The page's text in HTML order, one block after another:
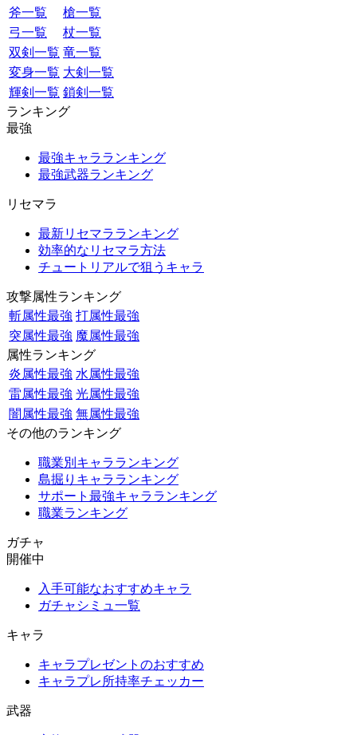
斧一覧
槍一覧
弓一覧
杖一覧
双剣一覧 竜一覧
変身一覧 大剣一覧
輝剣一覧 鎖剣一覧
ランキング
最強
最強キャラランキング
最強武器ランキング
リセマラ
最新リセマラランキング
効率的なリセマラ方法
チュートリアルで狙うキャラ
攻撃属性ランキング
斬属性最強 打属性最強
突属性最強 魔属性最強
属性ランキング
炎属性最強 水属性最強
雷属性最強 光属性最強
闇属性最強 無属性最強
その他のランキング
職業別キャラランキング
島掘りキャラランキング
サポート最強キャラランキング
職業ランキング
ガチャ
開催中
入手可能なおすすめキャラ
ガチャシミュ一覧
キャラ
キャラプレゼントのおすすめ
キャラプレ所持率チェッカー
武器